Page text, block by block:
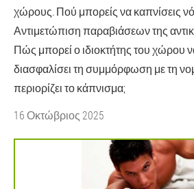
χώρους. Πού μπορείς να καπνίσεις
Αντιμετώπιση παραβιάσεων της
Πώς μπορεί ο ιδιοκτήτης του χώρου
διασφαλίσει τη συμμόρφωση με τη
περιορίζει το κάπνισμα;
16 Οκτώβριος 2025